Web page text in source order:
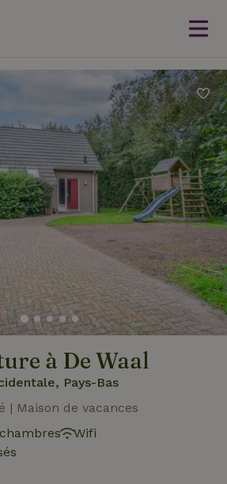
fait de
plus
à De Waal
Pays-Bas
| Maison de vacances
Wifi